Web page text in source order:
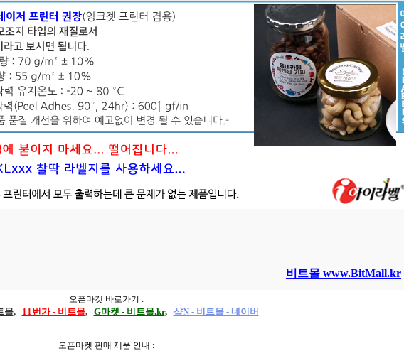
비트몰 www.BitMall.kr
오픈마켓 바로가기 :
몰, 11번가 - 비트몰, G마켓 - 비트몰.kr, 샵N - 비트몰 - 네이버
오픈마켓 판매 제품 안내 :